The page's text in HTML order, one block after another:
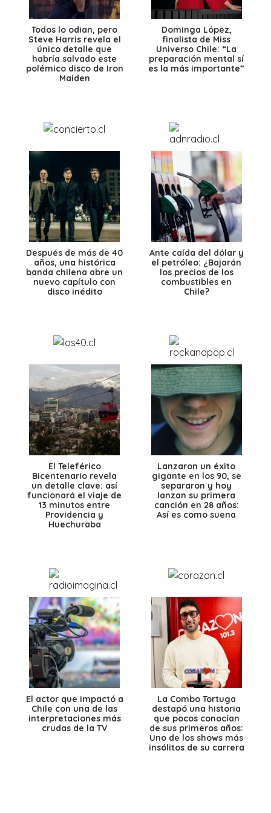
Todos lo odian, pero
Steve Harris revela el
único detalle que
habría salvado este
polémico disco de Iron
Maiden
Dominga López,
finalista de Miss
Universo Chile: “La
preparación mental sí
es la más importante”
Después de más de 40
años, una histórica
banda chilena abre un
nuevo capítulo con
disco inédito
Ante caída del dólar y
el petróleo: ¿Bajarán
los precios de los
combustibles en
Chile?
El Teleférico
Bicentenario revela
un detalle clave: así
funcionará el viaje de
13 minutos entre
Providencia y
Huechuraba
Lanzaron un éxito
gigante en los 90, se
separaron y hoy
lanzan su primera
canción en 28 años:
Así es como suena
El actor que impactó a
Chile con una de las
interpretaciones más
crudas de la TV
La Combo Tortuga
destapó una historia
que pocos conocían
de sus primeros años:
Uno de los shows más
insólitos de su carrera